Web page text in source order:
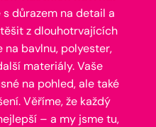
důrazem na detail a
z dlouhotrvajících
na bavlnu, polyester,
materiály. Vaše
na pohled, ale také
Věříme, že každý
– a my jsme tu,